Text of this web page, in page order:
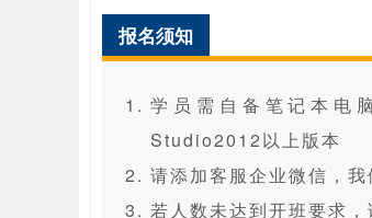
报名须知
学员需自备笔记本电
Studio2012以上版本
请添加客服企业微信，
若人数未达到开班要求